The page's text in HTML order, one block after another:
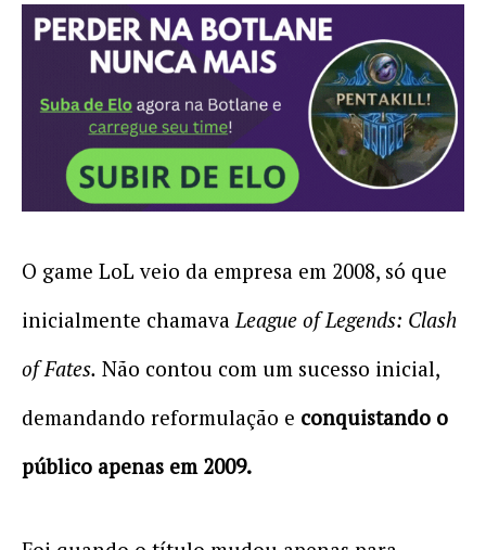
O game LoL veio da empresa em 2008, só que
inicialmente chamavaLeague of Legends: Clash
of Fates. Não contou com um sucesso inicial,
demandando reformulação e conquistando o
público apenas em 2009.